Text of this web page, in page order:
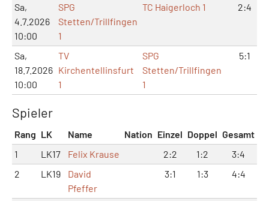
Sa,
4.7.2026
10:00
SPG
Stetten/Trillfingen
1
TC Haigerloch 1 2:4
Sa,
18.7.2026
10:00
TV
Kirchentellinsfurt
1
SPG
Stetten/Trillfingen
1
5:1
Spieler
Rang LK Name Nation Einzel Doppel Gesamt
1
LK17 Felix Krause 2:2 1:2
3:4
2
LK19
David
Pfeffer
3:1 1:3 4:4